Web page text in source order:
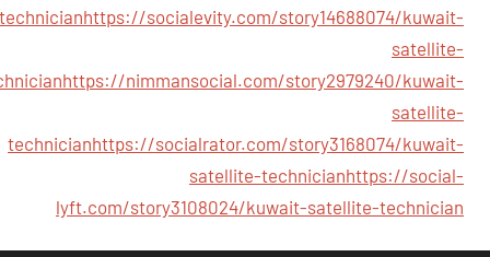
technicianhttps://socialevity.com/story14688074/kuwait-
satellite-
https://nimmansocial.com/story2979240/kuwait-
satellite-
technicianhttps://socialrator.com/story3168074/kuwait-
satellite-technicianhttps://social-
lyft.com/story3108024/kuwait-satellite-technician